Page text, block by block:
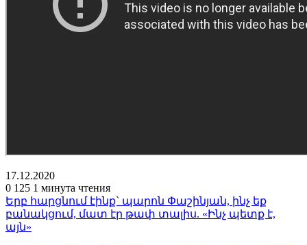
17.12.2020
0 125 1 минута чтения
Երբ հարցնում էինք` պարոն Փաշինյան, ինչ եք
բանակցում, մատ էր թափ տալիս. «Ինչ պետք է,
այն»